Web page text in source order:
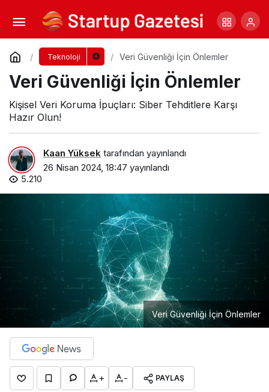
Teknoloji Veri Güvenliği İçin Önlemler
Veri Güvenliği İçin Önlemler
Kişisel Veri Koruma İpuçları: Siber Tehditlere Karşı
Hazır Olun!
Kaan Yüksek tarafından yayınlandı
26 Nisan 2024, 18:47 yayınlandı
5.210
Veri Güvenliği İçin Önlemler
+ - PAYLAŞ
Veri Güvenliği İçin Önlemler
Yorum Yap